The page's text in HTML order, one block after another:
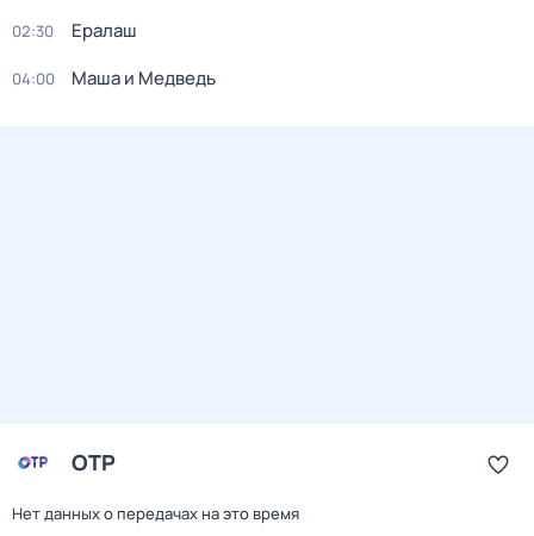
02:30 Ералаш
04:00 Маша и Медведь
ОТР
Нет данных о передачах на это время